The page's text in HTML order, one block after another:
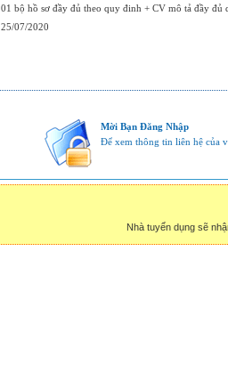
01 bộ hồ sơ đầy đủ theo quy đinh + CV mô tả đầy đủ
25/07/2020
Mời Bạn Đăng Nhập
Để xem thông tin liên hệ của
Nhà tuyển dụng sẽ